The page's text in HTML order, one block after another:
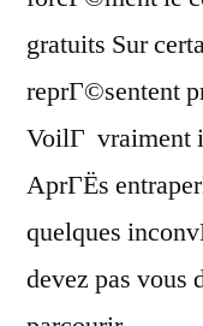
gratuits Sur
reprГ©sentent
VoilГ vraiment
AprГЁs
quelques
devez pas vous